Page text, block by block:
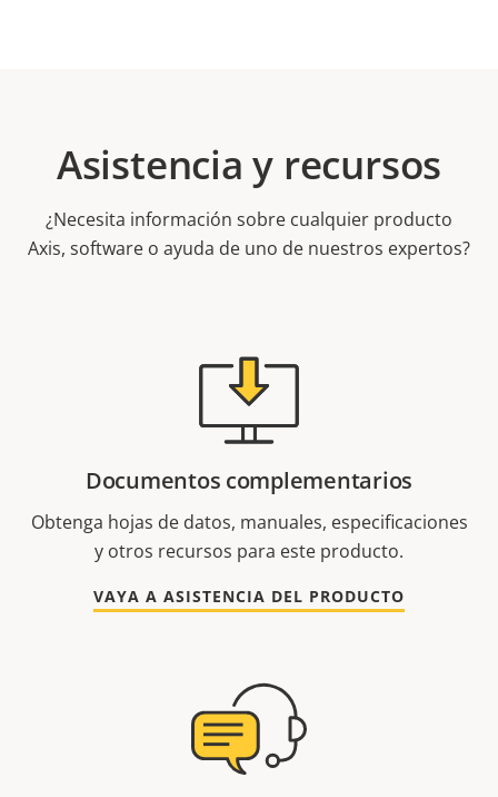
Asistencia y recursos
¿Necesita información sobre cualquier producto
Axis, software o ayuda de uno de nuestros expertos?
Documentos complementarios
Obtenga hojas de datos, manuales, especificaciones
y otros recursos para este producto.
VAYA A ASISTENCIA DEL PRODUCTO